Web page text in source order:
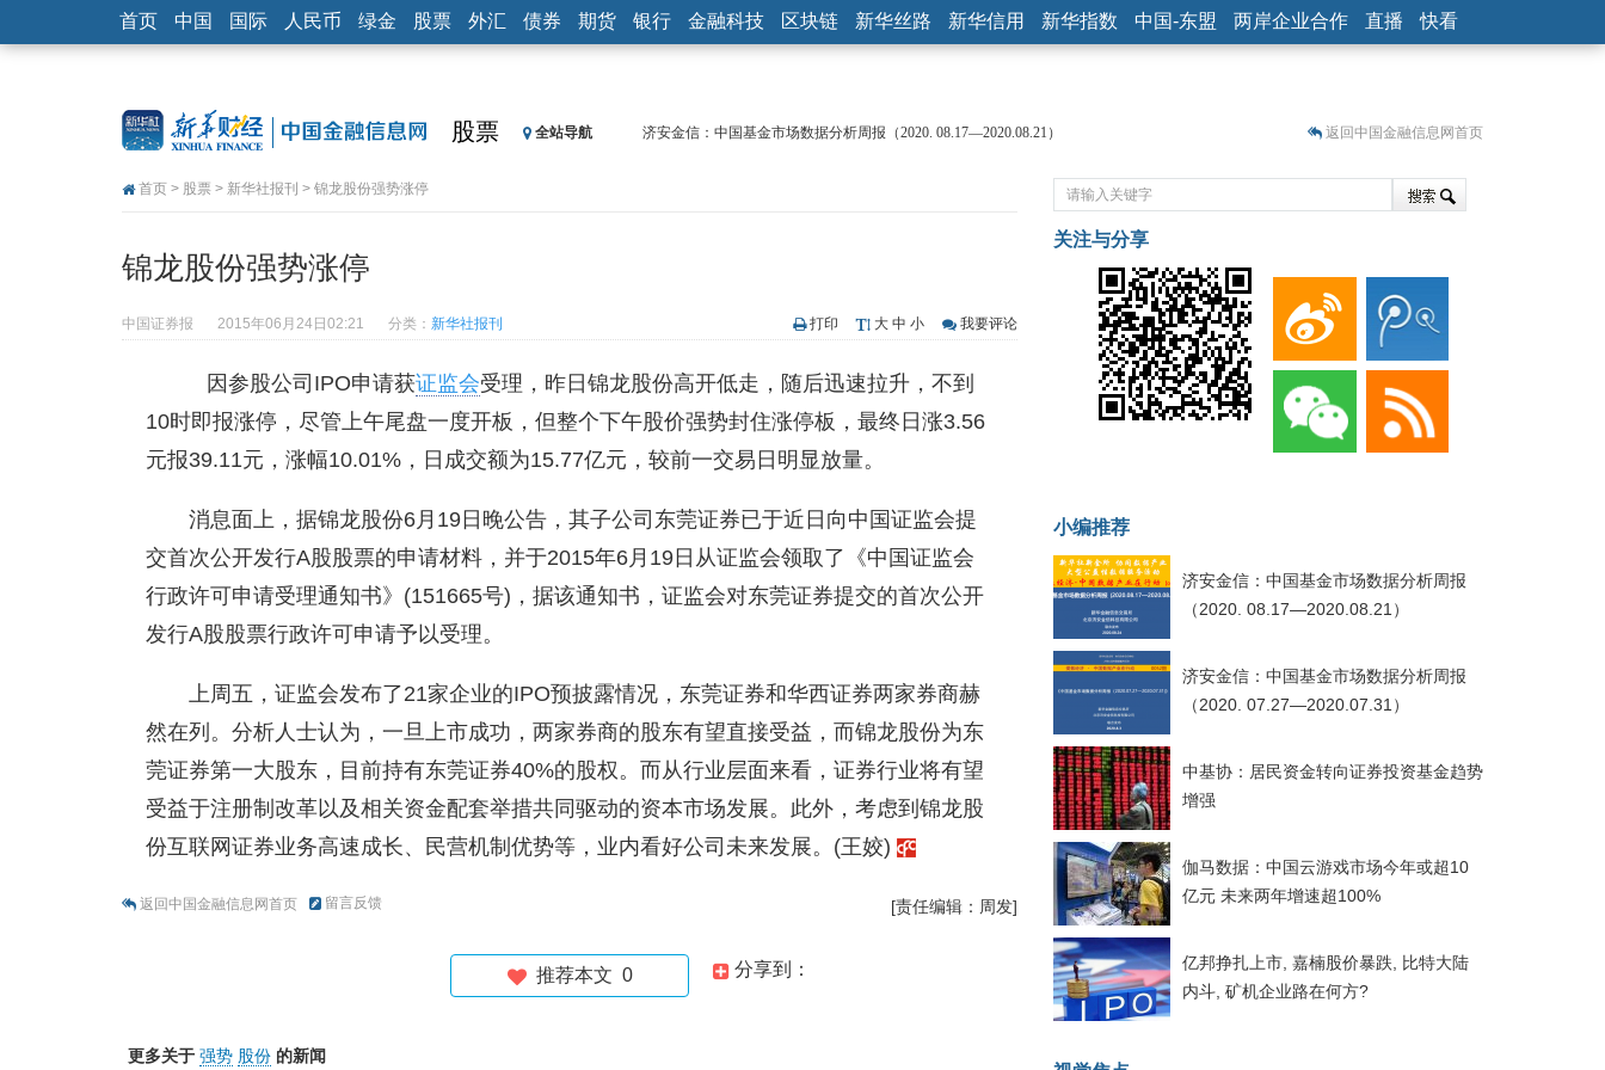
首页 中国 国际 人民币 绿金 股票 外汇 债券 期货 银行 金融科技 区块链 新华丝路 新华信用 新华指数 中国-东盟 两岸企业合作 直播 快看
股票 全站导航
济安金信：中国基金市场数据分析周报（2020. 08.17—2020.08.21）
央行公开市场净投放300亿元 短端资金利率明显下行
沥青期货连续两日涨逾3% 沪银及两粕涨势喜人
恒生聚源：北斗收官之星发射成功，全产业链解析
返回中国金融信息网首页
首页 > 股票 > 新华社报刊 > 锦龙股份强势涨停
锦龙股份强势涨停
中国证券报 2015年06月24日02:21 分类： 新华社报刊 打印 大 中 小 我要评论
因参股公司IPO申请获证监会受理，昨日锦龙股份高开低走，随后迅速拉升，不到
10时即报涨停，尽管上午尾盘一度开板，但整个下午股价强势封住涨停板，最终日涨3.56
元报39.11元，涨幅10.01%，日成交额为15.77亿元，较前一交易日明显放量。
消息面上，据锦龙股份6月19日晚公告，其子公司东莞证券已于近日向中国证监会提
交首次公开发行A股股票的申请材料，并于2015年6月19日从证监会领取了《中国证监会
行政许可申请受理通知书》(151665号)，据该通知书，证监会对东莞证券提交的首次公开
发行A股股票行政许可申请予以受理。
上周五，证监会发布了21家企业的IPO预披露情况，东莞证券和华西证券两家券商赫
然在列。分析人士认为，一旦上市成功，两家券商的股东有望直接受益，而锦龙股份为东
莞证券第一大股东，目前持有东莞证券40%的股权。而从行业层面来看，证券行业将有望
受益于注册制改革以及相关资金配套举措共同驱动的资本市场发展。此外，考虑到锦龙股
份互联网证券业务高速成长、民营机制优势等，业内看好公司未来发展。(王姣)
返回中国金融信息网首页 留言反馈 [责任编辑：周发]
分享到：
推荐本文 0
更多关于 强势 股份 的新闻
关注与分享
小编推荐
济安金信：中国基金市场数据分析周报
（2020. 08.17—2020.08.21）
济安金信：中国基金市场数据分析周报
（2020. 07.27—2020.07.31）
中基协：居民资金转向证券投资基金趋势
增强
伽马数据：中国云游戏市场今年或超10
亿元 未来两年增速超100%
亿邦挣扎上市, 嘉楠股价暴跌, 比特大陆
内斗, 矿机企业路在何方?